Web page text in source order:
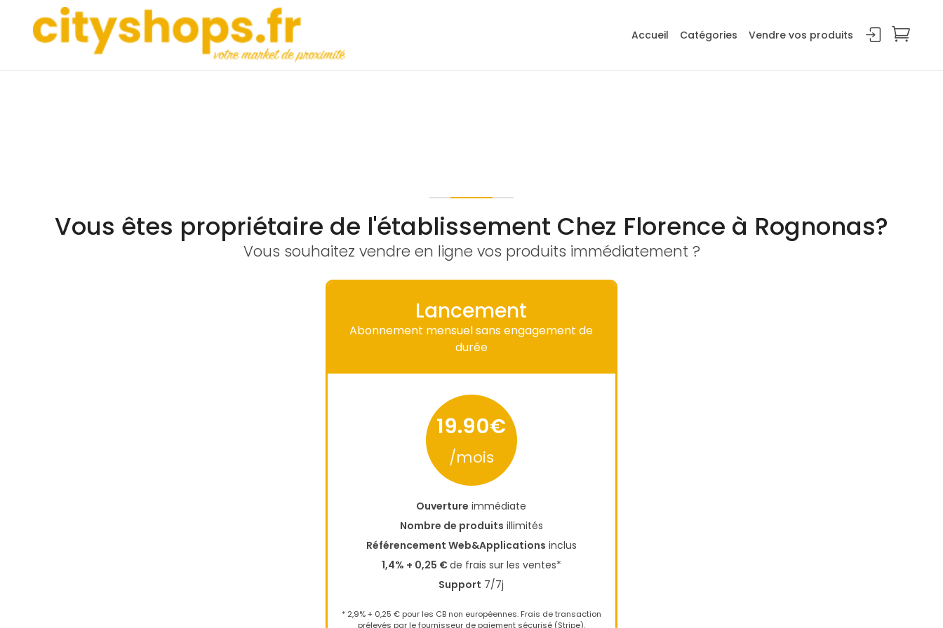
Accueil Catégories Vendre vos produits
Vous êtes propriétaire de l'établissement Chez Florence à Rognonas?
Vous souhaitez vendre en ligne vos produits immédiatement ?
Lancement
Abonnement mensuel sans engagement de
durée
19.90€
/mois
Ouverture immédiate
Nombre de produits illimités
Référencement Web&Applications inclus
1,4% + 0,25 €de frais sur les ventes*
Support 7/7j
* 2,9% + 0,25 € pour les CB non européennes. Frais de transaction
prélevés par le fournisseur de paiement sécurisé (Stripe).